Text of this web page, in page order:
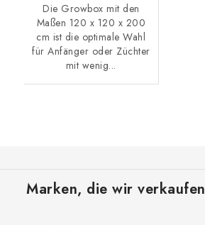
Die Growbox mit den
Maßen 120 x 120 x 200
cm ist die optimale Wahl
für Anfänger oder Züchter
mit wenig...
Marken, die wir verkaufen